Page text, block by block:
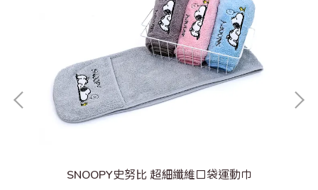
SNOOPY史努比 超細纖維口袋運動巾